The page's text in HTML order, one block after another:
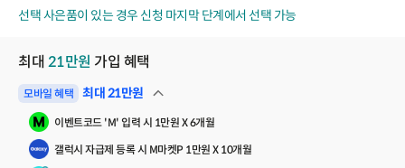
선택 사은품이 있는 경우 신청 마지막 단계에서 선택 가능
최대 21만원 가입 혜택
모바일 혜택 최대21만원
펼쳐보기
이벤트코드 'M' 입력 시 1만원 X 6개월
갤럭시 자급제 등록 시 M마켓P 1만원 X 10개월